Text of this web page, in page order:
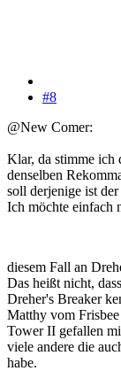
#8
@New Comer:
Klar, da stimme ich
denselben
soll derjenige ist
Ich möchte einfach
diesem Fall an
Das heißt nicht,
Dreher's Breaker
Matthy vom
Tower II gefallen
viele andere die
habe.